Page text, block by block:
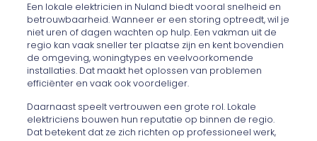
Een lokale elektricien in Nuland biedt vooral snelheid en
betrouwbaarheid. Wanneer er een storing optreedt, wil je
niet uren of dagen wachten op hulp. Een vakman uit de
regio kan vaak sneller ter plaatse zijn en kent bovendien
de omgeving, woningtypes en veelvoorkomende
installaties. Dat maakt het oplossen van problemen
efficiënter en vaak ook voordeliger.
Daarnaast speelt vertrouwen een grote rol. Lokale
elektriciens bouwen hun reputatie op binnen de regio.
Dat betekent dat ze zich richten op professioneel werk,